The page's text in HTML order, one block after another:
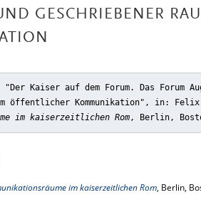
GESCHRIEBENER
Kaiser auf dem Forum. Das Forum
öffentlicher Kommunikation" , in: Felix
im kaiserzeitlichen Rom, Berlin,
im kaiserzeitlichen Rom, Berlin,